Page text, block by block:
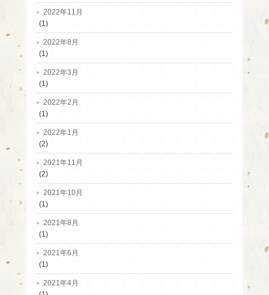
2022年11月
(1)
2022年8月
(1)
2022年3月
(1)
2022年2月
(1)
2022年1月
(2)
2021年11月
(2)
2021年10月
(1)
2021年8月
(1)
2021年6月
(1)
2021年4月